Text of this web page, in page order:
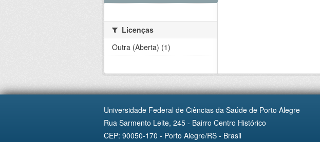
Licenças
Outra (Aberta) (1)
Universidade Federal de Ciências da Saúde de Porto Alegre
Rua Sarmento Leite, 245 - Bairro Centro Histórico
CEP: 90050-170 - Porto Alegre/RS - Brasil